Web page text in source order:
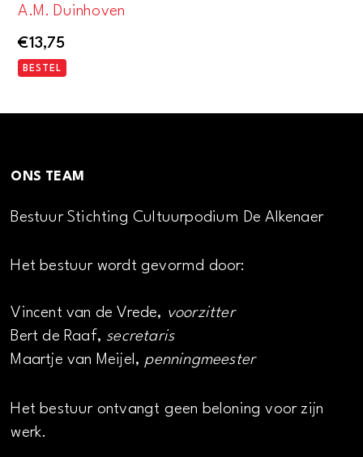
A.M. Duinhoven
€13,75
BESTEL
ONS TEAM
Bestuur Stichting Cultuurpodium De Alkenaer
Het bestuur wordt gevormd door:
Vincent van de Vrede, voorzitter
Bert de Raaf, secretaris
Maartje van Meijel, penningmeester
Het bestuur ontvangt geen beloning voor zijn
werk.